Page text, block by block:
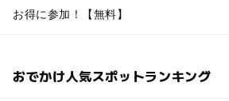
お得に参加！【無料】
おでかけ人気スポットランキング